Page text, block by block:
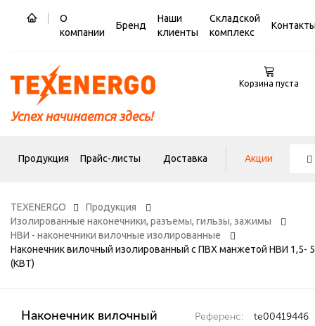
О
компании
Бренд
Наши
клиенты
Складской
комплекс
Успех начинается здесь!
Корзина пуста
Продукция Прайс-листы Доставка Акции
TEXENERGO
Продукция
Изолированные наконечники, разъемы, гильзы, зажимы
НВИ - наконечники вилочные изолированные
Наконечник вилочный изолированный с ПВХ манжетой НВИ 1,5- 5
(КВТ)
Наконечник вилочный
Референс: te00419446